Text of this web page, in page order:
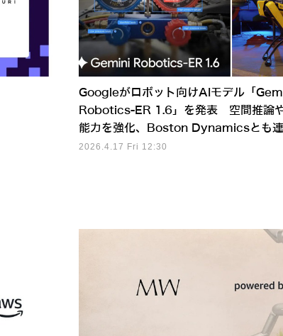
Googleがロボット向けAIモデル「
Robotics-ER 1.6」を発表 空間推論
能力を強化、Boston Dynamicsとも
2026.4.17 Fri 12:30